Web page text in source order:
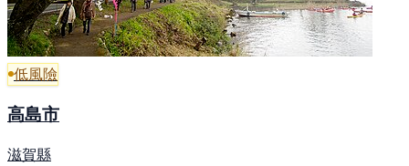
低風險
高島市
滋賀縣